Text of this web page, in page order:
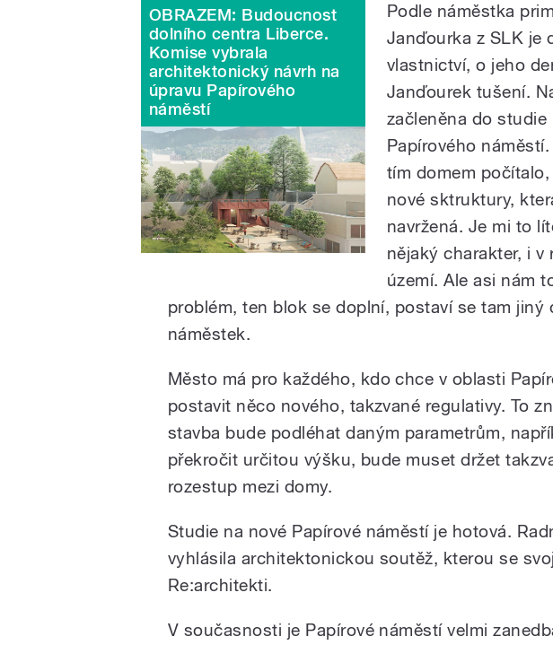
OBRAZEM: Budoucnost
dolního centra Liberce.
Komise vybrala
architektonický návrh na
úpravu Papírového
náměstí
Podle náměstka
Janďourka z SLK je
vlastnictví, o jeho
Janďourek tušení.
začleněna do studie
Papírového
tím domem
nové sktruktury,
navržená. Je mi to
nějaký charakter, i
území. Ale asi nám
problém, ten blok se doplní, postaví se tam jiný
náměstek.
Město má pro každého, kdo chce v oblasti
postavit něco nového, takzvané regulativy. To
stavba bude podléhat daným parametrům,
překročit určitou výšku, bude muset držet
rozestup mezi domy.
Studie na nové Papírové náměstí je hotová.
vyhlásila architektonickou soutěž, kterou se
Re:architekti.
V současnosti je Papírové náměstí velmi